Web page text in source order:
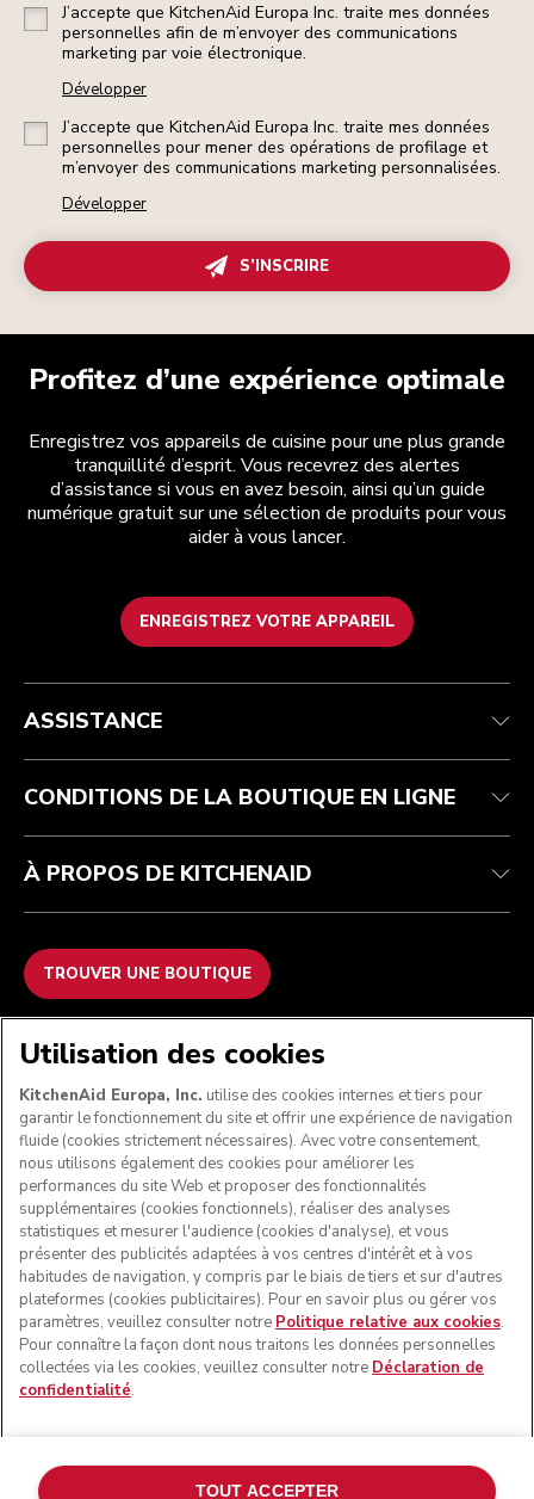
J’accepte que KitchenAid Europa Inc. traite mes données
personnelles afin de m’envoyer des communications
marketing par voie électronique.
Développer
J’accepte que KitchenAid Europa Inc. traite mes données
personnelles pour mener des opérations de profilage et
m’envoyer des communications marketing personnalisées.
Développer
S’INSCRIRE
Profitez d’une expérience optimale
Enregistrez vos appareils de cuisine pour une plus grande
tranquillité d’esprit. Vous recevrez des alertes
d’assistance si vous en avez besoin, ainsi qu’un guide
numérique gratuit sur une sélection de produits pour vous
aider à vous lancer.
ENREGISTREZ VOTRE APPAREIL
Service après-vente
Garantie et documents
Contactez-nous
Conditions générales de vente
Retours et remboursements
Imprint
ODR
La marque
Trouver une boutique
ASSISTANCE
CONDITIONS DE LA BOUTIQUE EN LIGNE
À PROPOS DE KITCHENAID
TROUVER UNE BOUTIQUE
NOUS ACCEPTONS
SUIVEZ-NOUS
forme du robot pâtissier multifonction sont des marques
commerciales aux États-Unis et ailleurs.
Utilisation des cookies
KitchenAid Europa, Inc. utilise des cookies internes et tiers pour
garantir le fonctionnement du site et offrir une expérience de navigation
fluide (cookies strictement nécessaires). Avec votre consentement,
nous utilisons également des cookies pour améliorer les
performances du site Web et proposer des fonctionnalités
supplémentaires (cookies fonctionnels), réaliser des analyses
statistiques et mesurer l'audience (cookies d'analyse), et vous
présenter des publicités adaptées à vos centres d'intérêt et à vos
habitudes de navigation, y compris par le biais de tiers et sur d'autres
plateformes (cookies publicitaires). Pour en savoir plus ou gérer vos
paramètres, veuillez consulter notre Politique relative aux cookies.
Pour connaître la façon dont nous traitons les données personnelles
collectées via les cookies, veuillez consulter notre Déclaration de
confidentialité.
TOUT ACCEPTER